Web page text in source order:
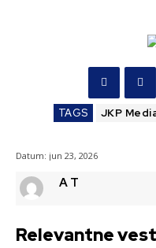
TAGS JKP
Datum: jun 23, 2026
A T
Relevantne